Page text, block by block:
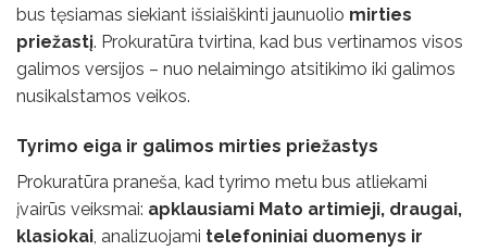
bus tęsiamas siekiant išsiaiškinti jaunuolio mirties
priežastį. Prokuratūra tvirtina, kad bus vertinamos visos
galimos versijos – nuo nelaimingo atsitikimo iki galimos
nusikalstamos veikos.
Tyrimo eiga ir galimos mirties priežastys
Prokuratūra praneša, kad tyrimo metu bus atliekami
įvairūs veiksmai: apklausiami Mato artimieji, draugai,
klasiokai , analizuojami telefoniniai duomenys ir